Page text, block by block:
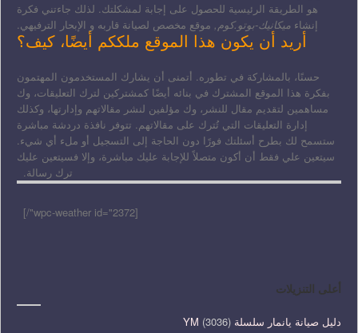
هو الطريقة الرئيسية للحصول على إجابة لمشكلتك. لذلك جاءتني فكرة
إنشاء ميكانيك-بوتو.كوم, موقع مخصص لصيانة قاربه و الإبحار الترفيهي.
أريد أن يكون هذا الموقع ملككم أيضًا، كيف؟
حسنًا، بالمشاركة في تطوره. أتمنى أن يشارك المستخدمون المهتمون
بفكرة هذا الموقع المشترك في بنائه أيضًا كمشتركين لترك التعليقات، وك
مساهمين لتقديم مقال للنشر، وك مؤلفين لنشر مقالاتهم وإدارتها، وكذلك
إدارة التعليقات التي تُترك على مقالاتهم. تتوفر نافذة دردشة مباشرة
ستسمح لك بطرح أسئلتك فورًا دون الحاجة إلى التسجيل أو ملء أي شيء.
سيتعين علي فقط أن أكون متصلاً للإجابة عليك مباشرة، وإلا فسيتعين عليك
ترك رسالة.
[wpc-weather id="2372"/]
أعلى التنزيلات
دليل صيانة يانمار سلسلة YM (3036)